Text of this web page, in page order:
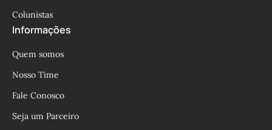
Colunistas
Informações
Quem somos
Nosso Time
Fale Conosco
Seja um Parceiro